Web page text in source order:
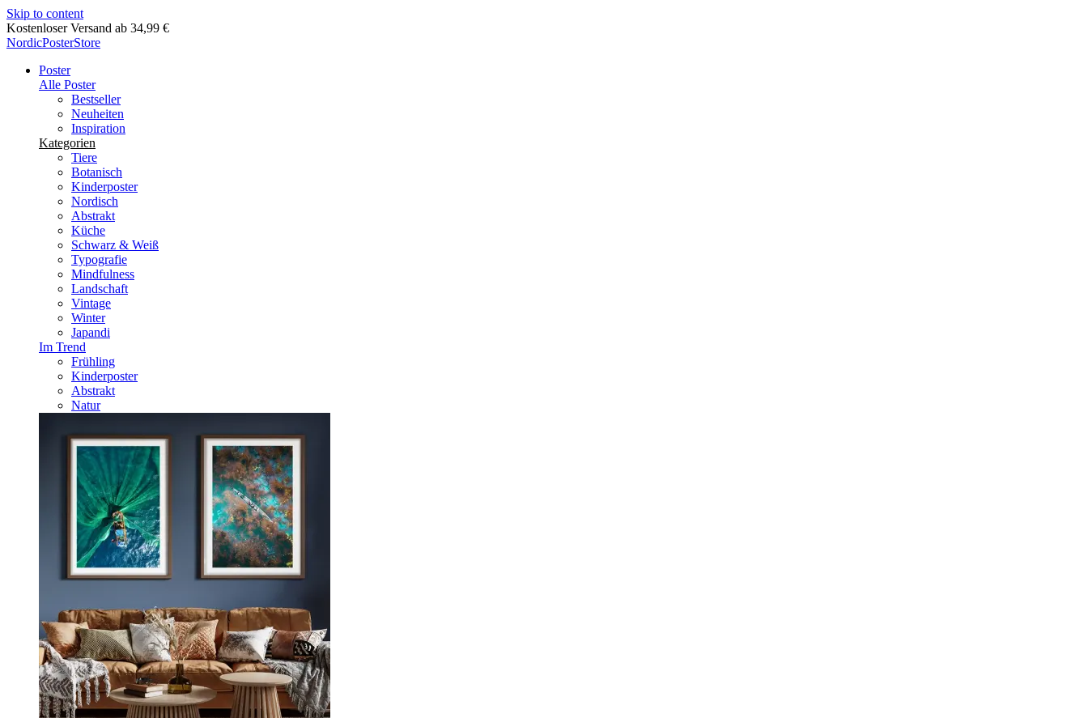
Skip to content
Lieferung in 2-5 Werktagen
NordicPosterStore
Poster
Alle Poster
Bestseller
Neuheiten
Inspiration
Kategorien
Tiere
Botanisch
Kinderposter
Nordisch
Abstrakt
Küche
Schwarz & Weiß
Typografie
Mindfulness
Landschaft
Vintage
Winter
Japandi
Im Trend
Frühling
Kinderposter
Abstrakt
Natur